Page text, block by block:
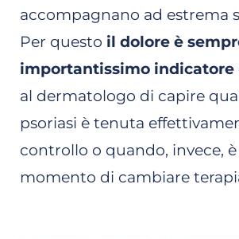
accompagnano ad estrema
Per questo il dolore è
importantissimo indicatore
al dermatologo di capire
psoriasi è tenuta
controllo o quando, invece,
momento di cambiare